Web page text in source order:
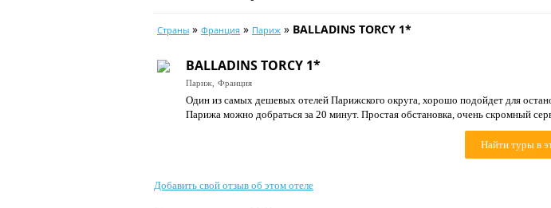
Страны » Франция » Париж » BALLADINS TORCY 1*
BALLADINS TORCY 1*
Париж, Франция
Один из самых дешевых отелей Парижского округа, хорошо подойдет для
Парижа можно добраться за 20 минут. Простая обстановка, очень скромный
Найти туры в
Добавить свой отзыв об этом отеле